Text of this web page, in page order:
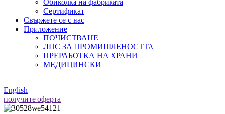
Обиколка на фабриката
Сертификат
Свържете се с нас
Приложение
ПОЧИСТВАНЕ
ЛПС ЗА ПРОМИШЛЕНОСТТА
ПРЕРАБОТКА НА ХРАНИ
МЕДИЦИНСКИ
|
English
получите оферта